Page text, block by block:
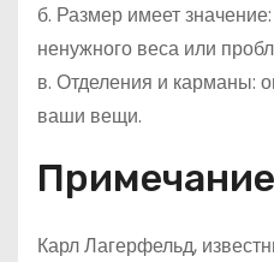
б. Размер имеет
ненужного веса или
в. Отделения и карманы:
ваши вещи.
Примечание
Карл Лагерфельд,